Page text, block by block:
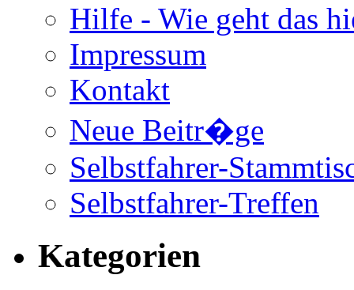
Hilfe - Wie geht das
Impressum
Kontakt
Neue Beitr�ge
Selbstfahrer-
Selbstfahrer-Treffen
Kategorien